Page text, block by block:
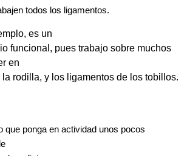
todos los ligamentos.
es un
funcional, pues trabajo sobre muchos
en
rodilla, y los ligamentos de los tobillos.
que ponga en actividad unos pocos